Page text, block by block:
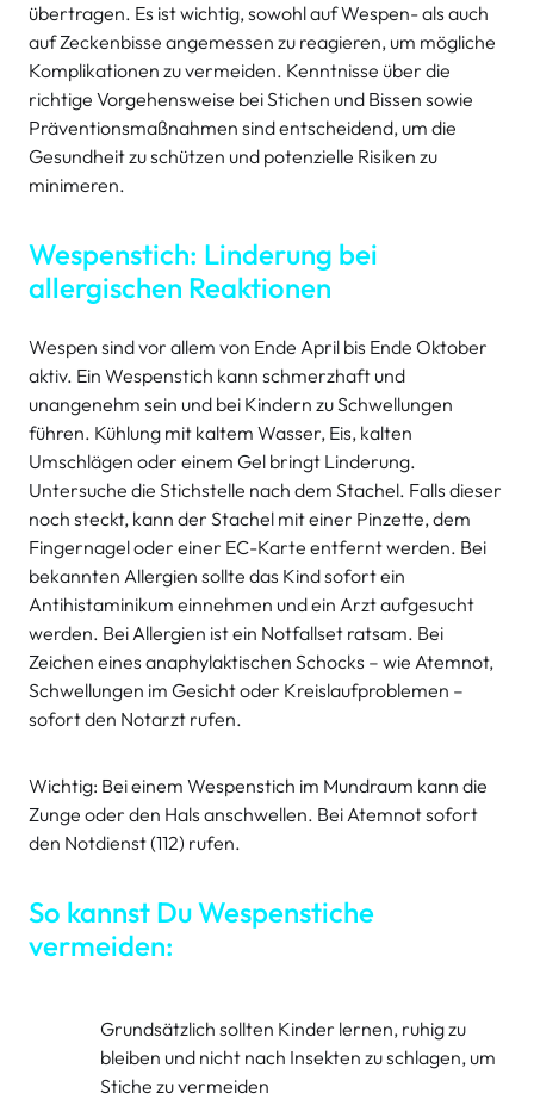
übertragen. Es ist wichtig, sowohl auf Wespen- als auch
auf Zeckenbisse angemessen zu reagieren, um mögliche
Komplikationen zu vermeiden. Kenntnisse über die
richtige Vorgehensweise bei Stichen und Bissen sowie
Präventionsmaßnahmen sind entscheidend, um die
Gesundheit zu schützen und potenzielle Risiken zu
minimeren.
Wespenstich: Linderung bei
allergischen Reaktionen
Wespen sind vor allem von Ende April bis Ende Oktober
aktiv. Ein Wespenstich kann schmerzhaft und
unangenehm sein und bei Kindern zu Schwellungen
führen. Kühlung mit kaltem Wasser, Eis, kalten
Umschlägen oder einem Gel bringt Linderung.
Untersuche die Stichstelle nach dem Stachel. Falls dieser
noch steckt, kann der Stachel mit einer Pinzette, dem
Fingernagel oder einer EC-Karte entfernt werden. Bei
bekannten Allergien sollte das Kind sofort ein
Antihistaminikum einnehmen und ein Arzt aufgesucht
werden. Bei Allergien ist ein Notfallset ratsam. Bei
Zeichen eines anaphylaktischen Schocks – wie Atemnot,
Schwellungen im Gesicht oder Kreislaufproblemen –
sofort den Notarzt rufen.
Wichtig: Bei einem Wespenstich im Mundraum kann die
Zunge oder den Hals anschwellen. Bei Atemnot sofort
den Notdienst (112) rufen.
So kannst Du Wespenstiche
vermeiden:
Grundsätzlich sollten Kinder lernen, ruhig zu
bleiben und nicht nach Insekten zu schlagen, um
Stiche zu vermeiden